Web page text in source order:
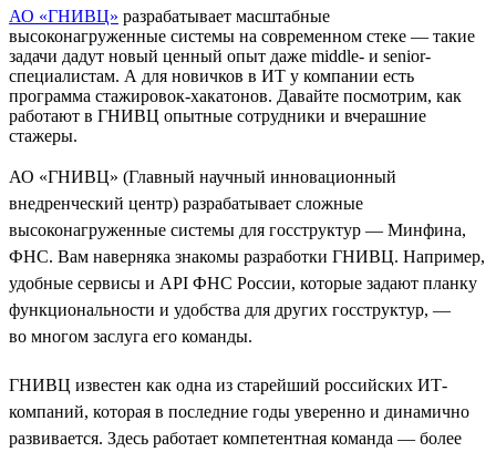
АО «ГНИВЦ» разрабатывает масштабные
высоконагруженные системы на современном стеке — такие
задачи дадут новый ценный опыт даже middle- и senior-
специалистам. А для новичков в ИТ у компании есть
программа стажировок-хакатонов. Давайте посмотрим, как
работают в ГНИВЦ опытные сотрудники и вчерашние
стажеры.
АО «ГНИВЦ» (Главный научный инновационный
внедренческий центр) разрабатывает сложные
высоконагруженные системы для госструктур — Минфина,
ФНС. Вам наверняка знакомы разработки ГНИВЦ. Например,
удобные сервисы и API ФНС России, которые задают планку
функциональности и удобства для других госструктур, —
во многом заслуга его команды.
ГНИВЦ известен как одна из старейший российских ИТ-
компаний, которая в последние годы уверенно и динамично
развивается. Здесь работает компетентная команда — более